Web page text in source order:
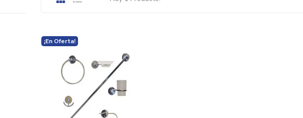
¡En Oferta!